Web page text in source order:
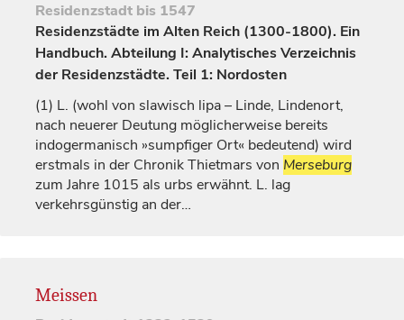
Residenzstadt bis 1547
Residenzstädte im Alten Reich (1300-1800). Ein
Handbuch. Abteilung I: Analytisches Verzeichnis
der Residenzstädte. Teil 1: Nordosten
(1) L. (wohl von slawisch lipa– Linde, Lindenort,
nach neuerer Deutung möglicherweise bereits
indogermanisch »sumpfiger Ort« bedeutend) wird
erstmals in der Chronik Thietmars von Merseburg
zum Jahre 1015 als urbs erwähnt. L. lag
verkehrsgünstig an der…
Meissen